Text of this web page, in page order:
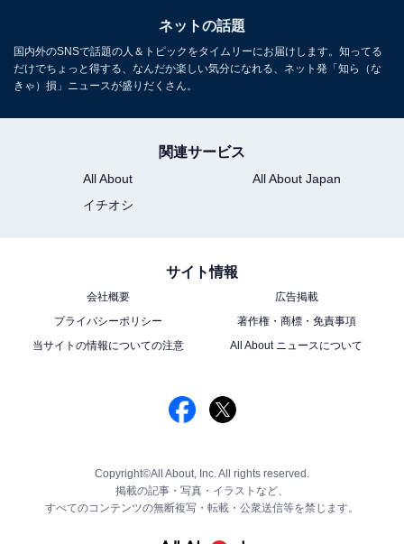
ネットの話題
国内外のSNSで話題の人＆トピックをタイムリーにお届けします。知ってる
だけでちょっと得する、なんだか楽しい気分になれる、ネット発「知ら（な
きゃ）損」ニュースが盛りだくさん。
関連サービス
All About
All About Japan
イチオシ
サイト情報
会社概要
広告掲載
プライバシーポリシー
著作権・商標・免責事項
当サイトの情報についての注意
All About ニュースについて
Copyright©All About, Inc. All rights reserved.
掲載の記事・写真・イラストなど、
すべてのコンテンツの無断複写・転載・公衆送信等を禁じます。